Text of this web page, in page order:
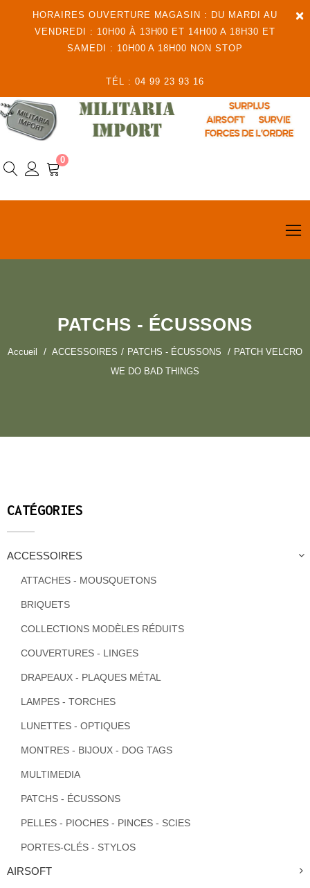
×
HORAIRES OUVERTURE MAGASIN : DU MARDI AU
VENDREDI : 10H00 À 13H00 ET 14H00 A 18H30 ET
SAMEDI : 10H00 A 18H00 NON STOP
TÉL : 04 99 23 93 16
0
PATCHS - ÉCUSSONS
Accueil ACCESSOIRES PATCHS - ÉCUSSONS
PATCH VELCRO
WE DO BAD THINGS
CATÉGORIES
ACCESSOIRES
ATTACHES - MOUSQUETONS
BRIQUETS
COLLECTIONS MODÈLES RÉDUITS
COUVERTURES - LINGES
DRAPEAUX - PLAQUES MÉTAL
LAMPES - TORCHES
LUNETTES - OPTIQUES
MONTRES - BIJOUX - DOG TAGS
MULTIMEDIA
PATCHS - ÉCUSSONS
PELLES - PIOCHES - PINCES - SCIES
PORTES-CLÉS - STYLOS
AIRSOFT